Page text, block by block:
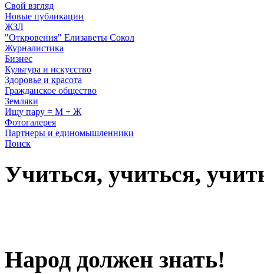
Свой взгляд
Новые публикации
ЖЗЛ
"Откровения" Елизаветы Сокол
Журналистика
Бизнес
Культура и искусство
Здоровье и красота
Гражданское общество
Земляки
Ищу пару = М + Ж
Фотогалерея
Партнеры и единомышленники
Поиск
Учиться, учиться,
Народ должен знать!